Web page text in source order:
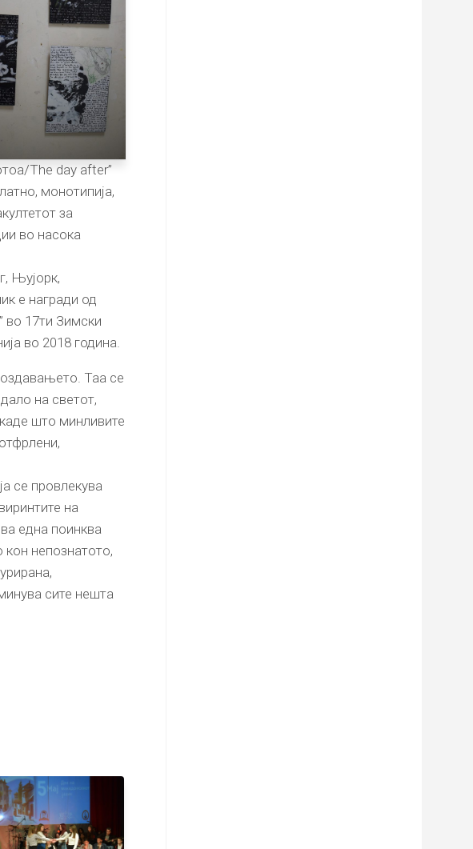
The day after”
монотипија,
за
во насока
Њујорк,
е награди од
во 17ти Зимски
во 2018 година.
Таа се
на светот,
што минливите
се провлекува
на
една поинква
кон непознатото,
сите нешта